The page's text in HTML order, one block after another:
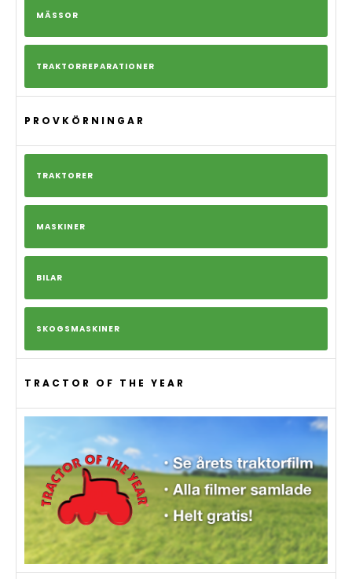
MÄSSOR
TRAKTORREPARATIONER
PROVKÖRNINGAR
TRAKTORER
MASKINER
BILAR
SKOGSMASKINER
TRACTOR OF THE YEAR